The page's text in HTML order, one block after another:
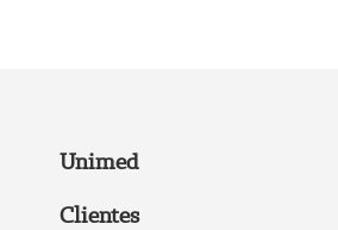
Unimed
Clientes